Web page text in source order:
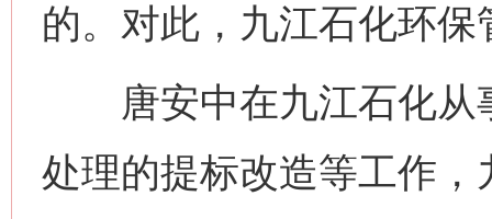
的。对此，九江石化环
唐安中在九江石化从
处理的提标改造等工作